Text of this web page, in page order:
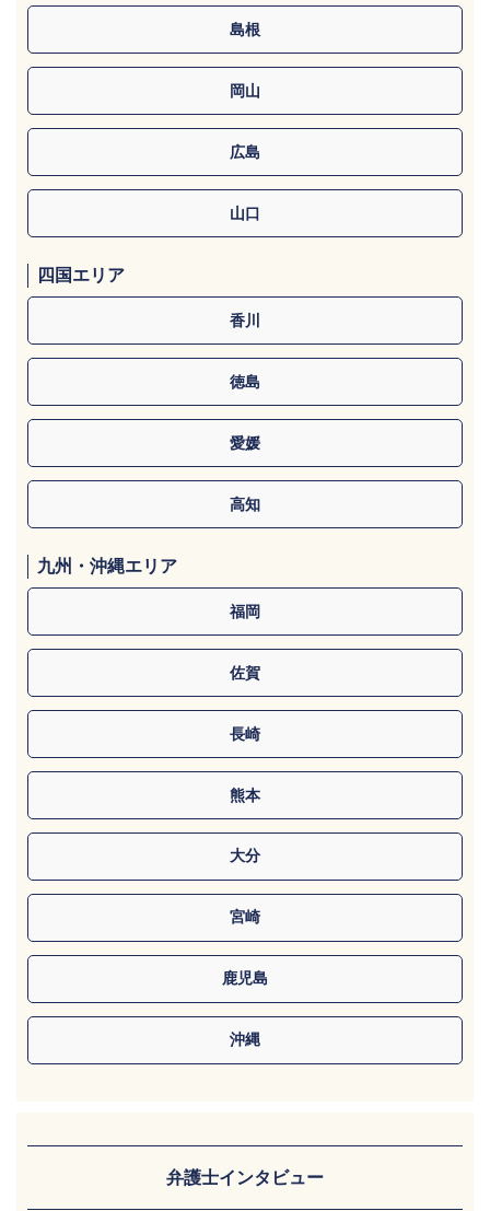
島根
岡山
広島
山口
四国エリア
香川
徳島
愛媛
高知
九州・沖縄エリア
福岡
佐賀
長崎
熊本
大分
宮崎
鹿児島
沖縄
弁護士インタビュー